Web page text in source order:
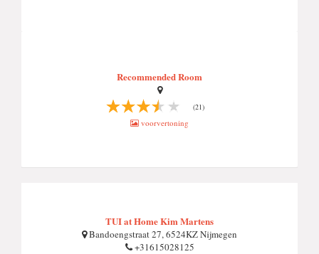
Recommended Room
(21)
voorvertoning
TUI at Home Kim Martens
Bandoengstraat 27, 6524KZ Nijmegen
+31615028125